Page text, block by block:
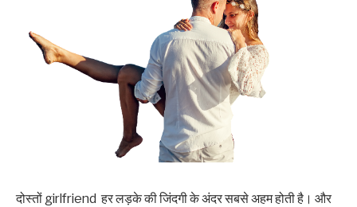
‌‌‌दोस्तों girlfriend हर लड़के की जिंदगी के अंदर सबसे अहम होती है। और